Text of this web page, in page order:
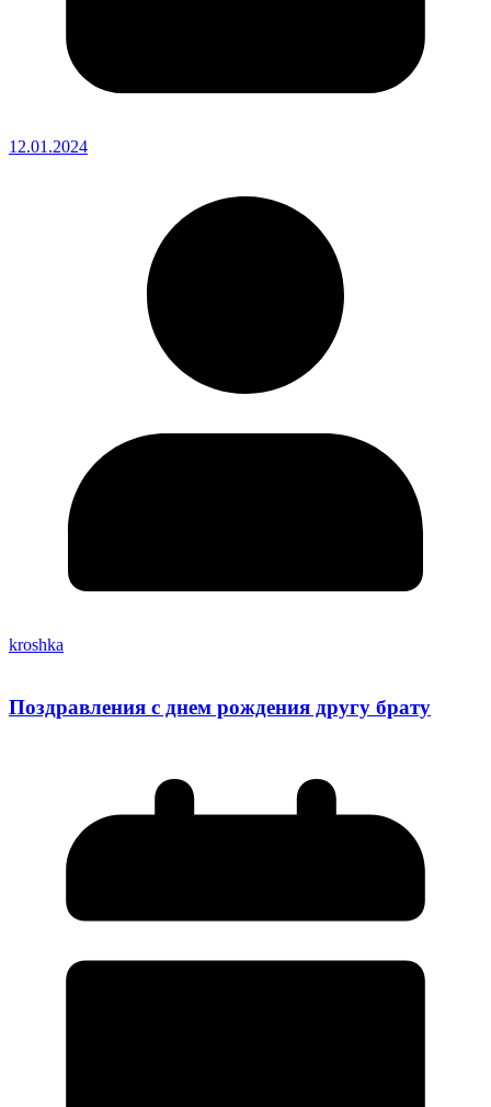
12.01.2024
kroshka
Поздравления с днем рождения другу брату